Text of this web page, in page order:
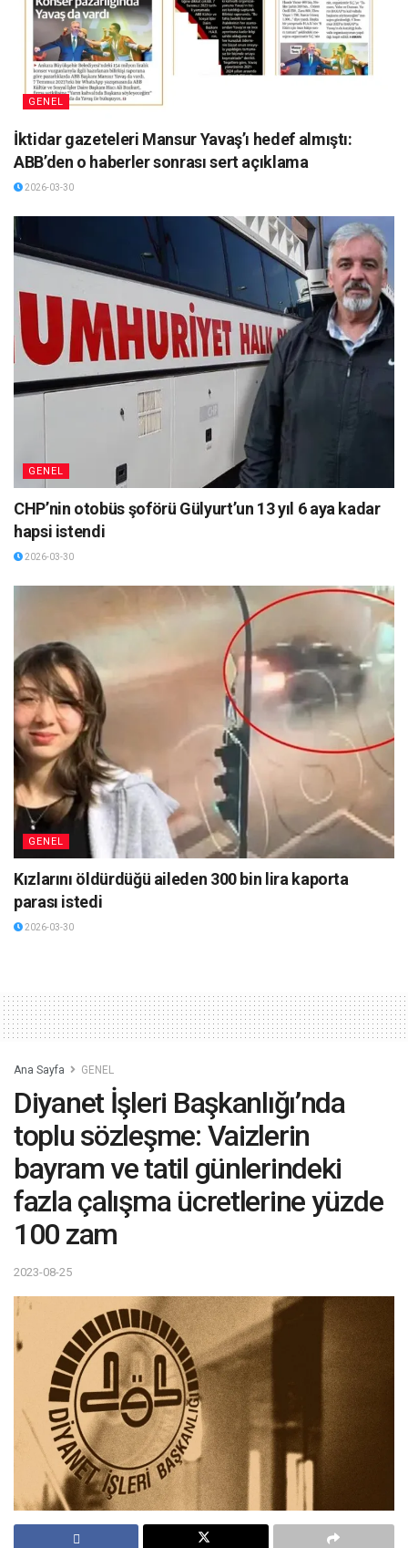
GENEL
İktidar gazeteleri Mansur Yavaş’ı hedef almıştı:
ABB’den o haberler sonrası sert açıklama
2026-03-30
GENEL
CHP’nin otobüs şoförü Gülyurt’un 13 yıl 6 aya kadar
hapsi istendi
2026-03-30
GENEL
Kızlarını öldürdüğü aileden 300 bin lira kaporta
parası istedi
2026-03-30
Ana Sayfa GENEL
Diyanet İşleri Başkanlığı’nda
toplu sözleşme: Vaizlerin
bayram ve tatil günlerindeki
fazla çalışma ücretlerine yüzde
100 zam
2023-08-25